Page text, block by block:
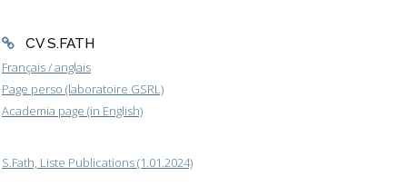
CV S.FATH
Français / anglais
Page perso (laboratoire GSRL)
Academia page (in English)
S.Fath, Liste Publications (1.01.2024)